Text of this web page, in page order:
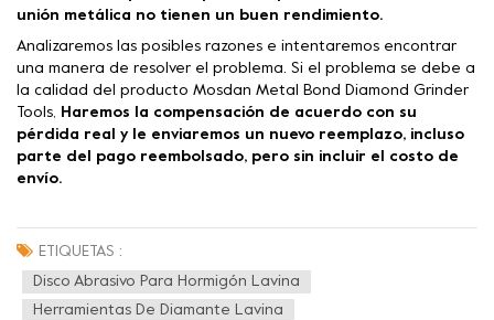
unión metálica no tienen un buen rendimiento.
Analizaremos las posibles razones e intentaremos encontrar
una manera de resolver el problema. Si el problema se debe a
la calidad del producto Mosdan Metal Bond Diamond Grinder
Tools, Haremos la compensación de acuerdo con su
pérdida real y le enviaremos un nuevo reemplazo, incluso
parte del pago reembolsado, pero sin incluir el costo de
envío.
ETIQUETAS :
Disco Abrasivo Para Hormigón Lavina
Herramientas De Diamante Lavina